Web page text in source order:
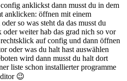
anklickst dann musst du in dem
anklicken: öffnen mit einem
so was steht da das musst du
weiter hab das grad nich so vor
auf config und dann öffnen
oder was du halt hast auswählen
wird dann musst du halt dort
liste schon installierter programme
😉